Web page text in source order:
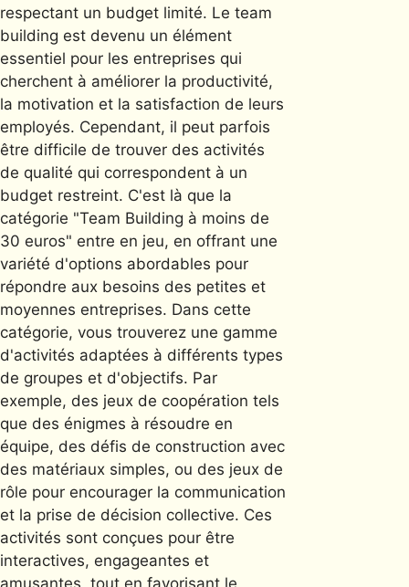
respectant un budget limité. Le team
building est devenu un élément
essentiel pour les entreprises qui
cherchent à améliorer la productivité,
la motivation et la satisfaction de leurs
employés. Cependant, il peut parfois
être difficile de trouver des activités
de qualité qui correspondent à un
budget restreint. C'est là que la
catégorie "Team Building à moins de
30 euros" entre en jeu, en offrant une
variété d'options abordables pour
répondre aux besoins des petites et
moyennes entreprises. Dans cette
catégorie, vous trouverez une gamme
d'activités adaptées à différents types
de groupes et d'objectifs. Par
exemple, des jeux de coopération tels
que des énigmes à résoudre en
équipe, des défis de construction avec
des matériaux simples, ou des jeux de
rôle pour encourager la communication
et la prise de décision collective. Ces
activités sont conçues pour être
interactives, engageantes et
amusantes, tout en favorisant le